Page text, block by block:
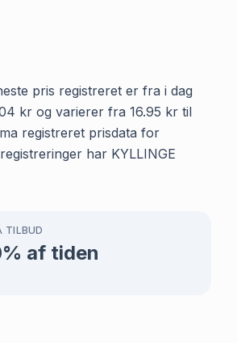
pris registreret er fra i dag
kr og varierer fra 16.95 kr til
registreret prisdata for
har KYLLINGE
TILBUD
% af tiden